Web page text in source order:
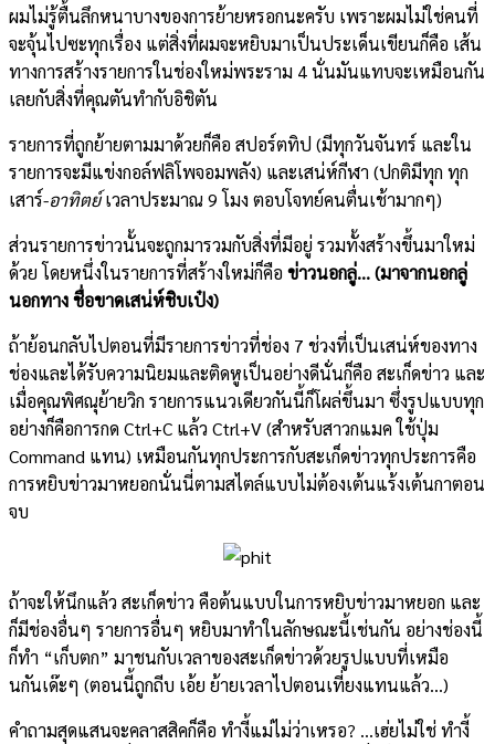
ผมไม่รู้ตื้นลึกหนาบางของการย้ายหรอกนะครับ เพราะผมไม่ใช่คนที่
จะจุ้นไปซะทุกเรื่อง แต่สิ่งที่ผมจะหยิบมาเป็นประเด็นเขียนก็คือ เส้น
ทางการสร้างรายการในช่องใหม่พระราม 4 นั่นมันแทบจะเหมือนกัน
เลยกับสิ่งที่คุณตันทำกับอิชิตัน
รายการที่ถูกย้ายตามมาด้วยก็คือ สปอร์ตทิป (มีทุกวันจันทร์ และใน
รายการจะมีแข่งกอล์ฟลิโพจอมพลัง) และเสน่ห์กีฬา (ปกติมีทุก ทุก
เสาร์-อาทิตย์เวลาประมาณ 9 โมง ตอบโจทย์คนตื่นเช้ามากๆ)
ส่วนรายการข่าวนั้นจะถูกมารวมกับสิ่งที่มีอยู่ รวมทั้งสร้างขึ้นมาใหม่
ด้วย โดยหนึ่งในรายการที่สร้างใหม่ก็คือ ข่าวนอกลู่… (มาจากนอกลู่
นอกทาง ชื่อขาดเสน่ห์ชิบเป๋ง)
ถ้าย้อนกลับไปตอนที่มีรายการข่าวที่ช่อง 7 ช่วงที่เป็นเสน่ห์ของทาง
ช่องและได้รับความนิยมและติดหูเป็นอย่างดีนั่นก็คือ สะเก็ดข่าว และ
เมื่อคุณพิศณุย้ายวิก รายการแนวเดียวกันนี้ก็โผล่ขึ้นมา ซึ่งรูปแบบทุก
อย่างก็คือการกด Ctrl+C แล้ว Ctrl+V (สำหรับสาวกแมค ใช้ปุ่ม
Command แทน) เหมือนกันทุกประการกับสะเก็ดข่าวทุกประการคือ
การหยิบข่าวมาหยอกนั่นนี่ตามสไตล์แบบไม่ต้องเต้นแร้งเต้นกาตอน
จบ
ถ้าจะให้นึกแล้ว สะเก็ดข่าว คือต้นแบบในการหยิบข่าวมาหยอก และ
ก็มีช่องอื่นๆ รายการอื่นๆ หยิบมาทำในลักษณะนี้เช่นกัน อย่างช่องนี้
ก็ทำ “เก็บตก” มาชนกับเวลาของสะเก็ดข่าวด้วยรูปแบบที่เหมือ
นกันเด๊ะๆ (ตอนนี้ถูกถีบ เอ้ย ย้ายเวลาไปตอนเที่ยงแทนแล้ว…)
คำถามสุดแสนจะคลาสสิคก็คือ ทำงี้แม่ไม่ว่าเหรอ? …เฮ่ยไม่ใช่ ทำงี้